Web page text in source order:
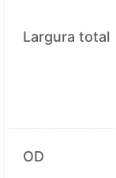
Largura total
OD